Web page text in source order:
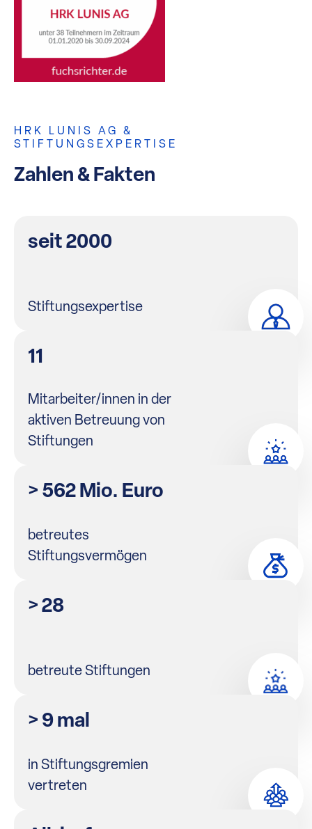
HRK LUNIS AG &
STIFTUNGSEXPERTISE
Zahlen & Fakten
seit 2000
Stiftungsexpertise
11
Mitarbeiter/innen in der
aktiven Betreuung von
Stiftungen
> 562 Mio. Euro
betreutes
Stiftungsvermögen
> 28
betreute Stiftungen
> 9 mal
in Stiftungsgremien
vertreten